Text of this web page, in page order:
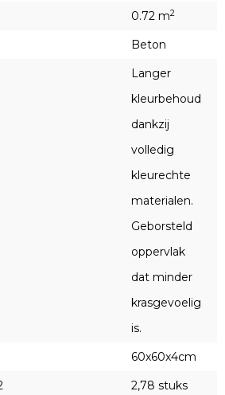
0.72 m2
Beton
Langer
kleurbehoud
dankzij
volledig
kleurechte
materialen.
Geborsteld
oppervlak
dat minder
krasgevoelig
is.
60x60x4cm
2,78 stuks